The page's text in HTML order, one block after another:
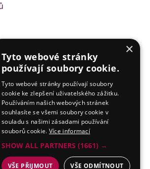
001
×
Tyto webové stránky
používají soubory cookie.
Tyto webové stránky používají soubory
cookie ke zlepšení uživatelského zážitku.
Používáním našich webových stránek
souhlasíte se všemi soubory cookie v
souladu s našimi zásadami používání
souborů cookie. Více informací
SHOW ALL PARTNERS (1661) →
VŠE PŘIJMOUT VŠE ODMÍTNOUT